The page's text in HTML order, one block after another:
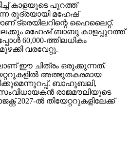
കാളയുടെ പുറത്ത്
രുദ്രയായി മഹേഷ്
ട്രെയിലറിന്റെ ഹൈലൈറ്റ്.
മഹേഷ് ബാബു കാളപ്പുറത്ത്
60,000-ത്തിലധികം
വരവേറ്റു.
ഈ ചിത്രം ഒരുക്കുന്നത്.
അത്ഭുതകരമായ
ബാഹുബലി,
രാജമൗലിയുടെ
2027-ല്‍ തിയേറ്ററുകളിലേക്ക്